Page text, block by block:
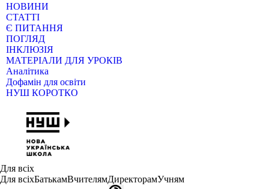
НОВИНИ
СТАТТІ
Є ПИТАННЯ
ПОГЛЯД
ІНКЛЮЗІЯ
МАТЕРІАЛИ ДЛЯ УРОКІВ
Аналітика
Дофамін для освіти
НУШ КОРОТКО
Для всіх
Для всіхБатькамВчителямДиректорамУчням